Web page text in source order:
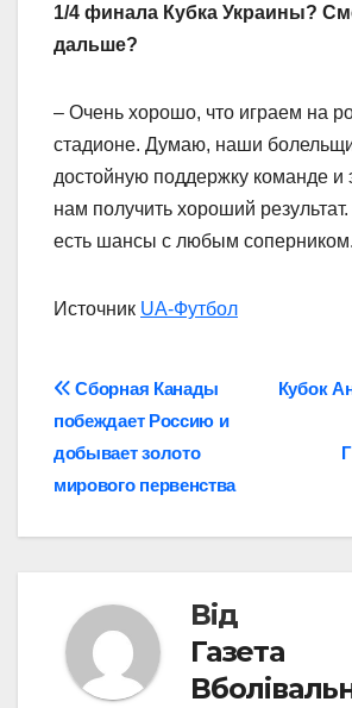
1/4 финала Кубка Украины?
дальше?
– Очень хорошо, что играем на
стадионе. Думаю, наши
достойную поддержку команде и
нам получить хороший
есть шансы с любым соперником.
Источник UA-Футбол
Навігація
записів
Кубок
Сборная Канады
побеждает Россию и
добывает золото
мирового первенства
Від
Газета